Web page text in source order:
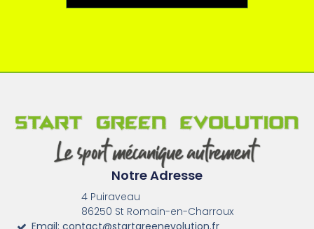
Notre Adresse
4 Puiraveau
86250 St Romain-en-Charroux